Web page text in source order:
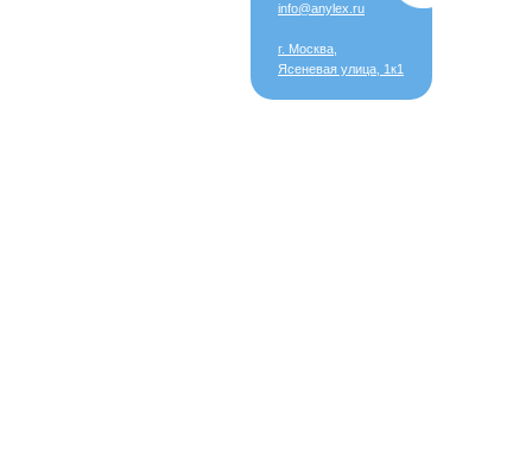
info@anylex.ru
г. Москва,
Ясеневая улица, 1к1